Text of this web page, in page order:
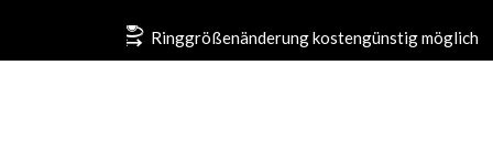
Ringgrößenänderung kostengünstig möglich